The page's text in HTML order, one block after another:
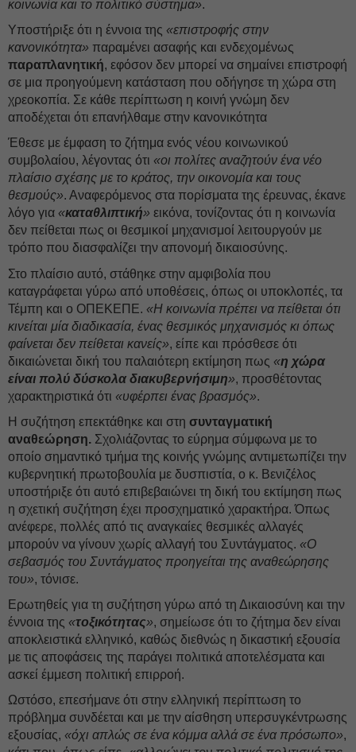
κοινωνία και το πολιτικό σύστημα».
Υποστήριξε ότι η έννοια της «επιστροφής στην
κανονικότητα» παραμένει ασαφής και ενδεχομένως
παραπλανητική, εφόσον δεν μπορεί να σημαίνει επιστροφή
σε μια προηγούμενη κατάσταση που οδήγησε τη χώρα στη
χρεοκοπία. Σε κάθε περίπτωση η κοινή γνώμη δεν
αποδέχεται ότι επανήλθαμε στην κανονικότητα
Έθεσε με έμφαση το ζήτημα ενός νέου κοινωνικού
συμβολαίου, λέγοντας ότι «οι πολίτες αναζητούν ένα νέο
πλαίσιο σχέσης με το κράτος, την οικονομία και τους
θεσμούς». Αναφερόμενος στα πορίσματα της έρευνας, έκανε
λόγο για «καταθλιπτική» εικόνα, τονίζοντας ότι η κοινωνία
δεν πείθεται πως οι θεσμικοί μηχανισμοί λειτουργούν με
τρόπο που διασφαλίζει την απονομή δικαιοσύνης.
Στο πλαίσιο αυτό, στάθηκε στην αμφιβολία που
καταγράφεται γύρω από υποθέσεις, όπως οι υποκλοπές, τα
Τέμπη και ο ΟΠΕΚΕΠΕ. «Η κοινωνία πρέπει να πείθεται ότι
κινείται μία διαδικασία, ένας θεσμικός μηχανισμός κι όπως
φαίνεται δεν πείθεται κανείς», είπε και πρόσθεσε ότι
δικαιώνεται δική του παλαιότερη εκτίμηση πως «η χώρα
είναι πολύ δύσκολα διακυβερνήσιμη», προσθέτοντας
χαρακτηριστικά ότι «υφέρπει ένας βρασμός».
Η συζήτηση επεκτάθηκε και στη συνταγματική
αναθεώρηση. Σχολιάζοντας το εύρημα σύμφωνα με το
οποίο σημαντικό τμήμα της κοινής γνώμης αντιμετωπίζει την
κυβερνητική πρωτοβουλία με δυσπιστία, ο κ. Βενιζέλος
υποστήριξε ότι αυτό επιβεβαιώνει τη δική του εκτίμηση πως
η σχετική συζήτηση έχει προσχηματικό χαρακτήρα. Όπως
ανέφερε, πολλές από τις αναγκαίες θεσμικές αλλαγές
μπορούν να γίνουν χωρίς αλλαγή του Συντάγματος. «Ο
σεβασμός του Συντάγματος προηγείται της αναθεώρησης
του», τόνισε.
Ερωτηθείς για τη συζήτηση γύρω από τη Δικαιοσύνη και την
έννοια της «τοξικότητας», σημείωσε ότι το ζήτημα δεν είναι
αποκλειστικά ελληνικό, καθώς διεθνώς η δικαστική εξουσία
με τις αποφάσεις της παράγει πολιτικά αποτελέσματα και
ασκεί έμμεση πολιτική επιρροή.
Ωστόσο, επεσήμανε ότι στην ελληνική περίπτωση το
πρόβλημα συνδέεται και με την αίσθηση υπερσυγκέντρωσης
εξουσίας, «όχι απλώς σε ένα κόμμα αλλά σε ένα πρόσωπο»,